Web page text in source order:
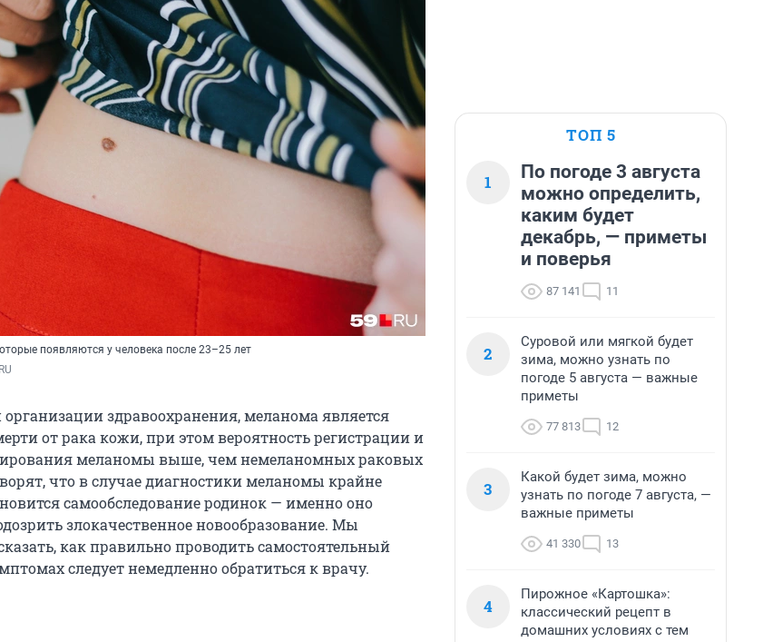
появляются у человека после 23–25 лет
здравоохранения, меланома является
от рака кожи, при этом вероятность регистрации и
меланомы выше, чем немеланомных раковых
что в случае диагностики меланомы крайне
самообследование родинок — именно оно
злокачественное новообразование. Мы
как правильно проводить самостоятельный
следует немедленно обратиться к врачу.
ТОП 5
1
По погоде 3 августа
можно определить,
каким будет
декабрь, — приметы
и поверья
87 141 11
2
Суровой или мягкой будет
зима, можно узнать по
погоде 5 августа — важные
приметы
77 813 12
3
Какой будет зима, можно
узнать по погоде 7 августа, —
важные приметы
41 330 13
4
Пирожное «Картошка»:
классический рецепт в
домашних условиях с тем